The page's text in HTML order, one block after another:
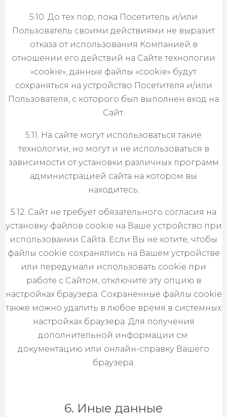
5.10. До тех пор, пока Посетитель и/или
Пользователь своими действиями не выразит
отказа от использования Компанией в
отношении его действий на Сайте технологии
«cookie», данные файлы «cookie» будут
сохраняться на устройство Посетителя и/или
Пользователя, с которого был выполнен вход на
Сайт.
5.11. На сайте могут использоваться такие
технологии, но могут и не использоваться в
зависимости от установки различных программ
администрацией сайта на котором вы
находитесь.
5.12. Сайт не требует обязательного согласия на
установку файлов cookie на Ваше устройство при
использовании Сайта. Если Вы не хотите, чтобы
файлы cookie сохранялись на Вашем устройстве
или передумали использовать cookie при
работе с Сайтом, отключите эту опцию в
настройках браузера. Сохраненные файлы cookie
также можно удалить в любое время в системных
настройках браузера. Для получения
дополнительной информации см.
документацию или онлайн-справку Вашего
браузера.
6. Иные данные